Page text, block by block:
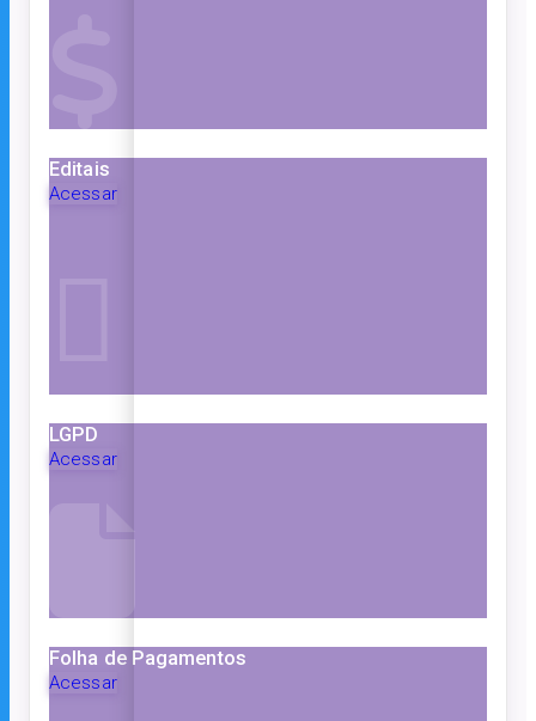
Editais
Acessar
LGPD
Acessar
Folha de Pagamentos
Acessar